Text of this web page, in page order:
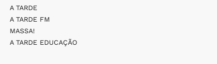
A TARDE
A TARDE FM
MASSA!
A TARDE EDUCAÇÃO